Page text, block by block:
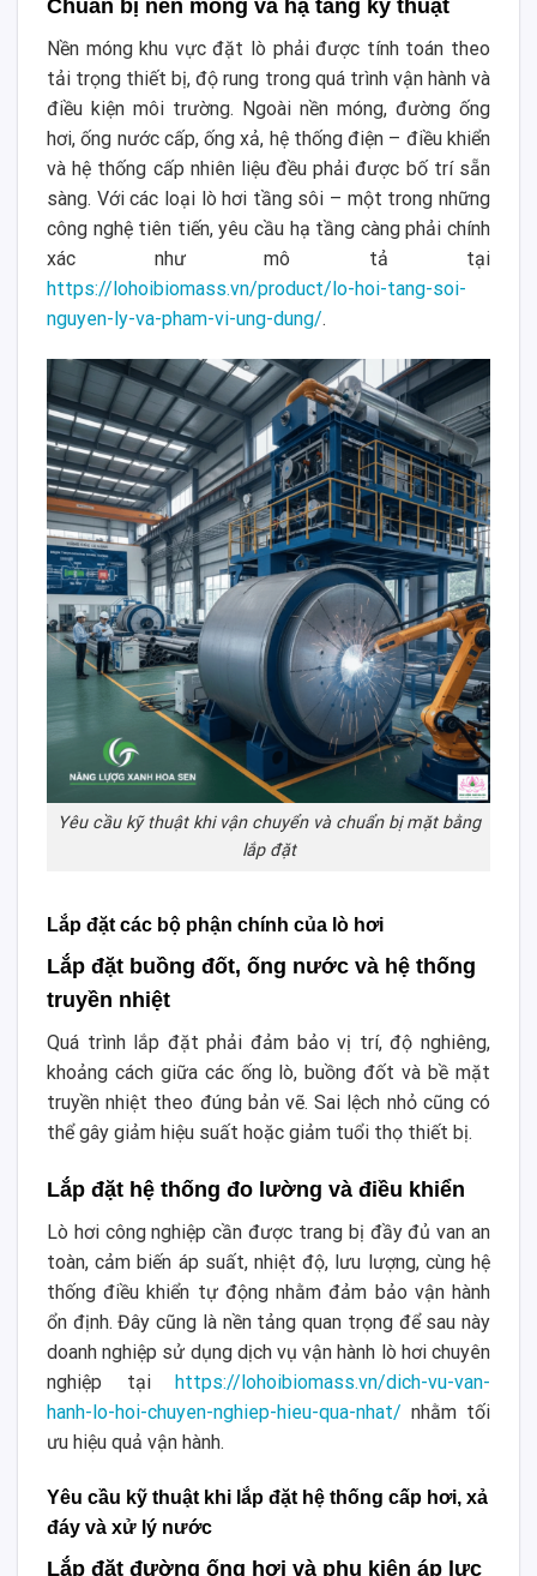
Chuẩn bị nền móng và hạ tầng kỹ thuật
Nền móng khu vực đặt lò phải được tính toán theo
tải trọng thiết bị, độ rung trong quá trình vận hành và
điều kiện môi trường. Ngoài nền móng, đường ống
hơi, ống nước cấp, ống xả, hệ thống điện – điều khiển
và hệ thống cấp nhiên liệu đều phải được bố trí sẵn
sàng. Với các loại lò hơi tầng sôi – một trong những
công nghệ tiên tiến, yêu cầu hạ tầng càng phải chính
xác như mô tả tại
https://lohoibiomass.vn/product/lo-hoi-tang-soi-
nguyen-ly-va-pham-vi-ung-dung/.
Yêu cầu kỹ thuật khi vận chuyển và chuẩn bị mặt bằng
lắp đặt
Lắp đặt các bộ phận chính của lò hơi
Lắp đặt buồng đốt, ống nước và hệ thống
truyền nhiệt
Quá trình lắp đặt phải đảm bảo vị trí, độ nghiêng,
khoảng cách giữa các ống lò, buồng đốt và bề mặt
truyền nhiệt theo đúng bản vẽ. Sai lệch nhỏ cũng có
thể gây giảm hiệu suất hoặc giảm tuổi thọ thiết bị.
Lắp đặt hệ thống đo lường và điều khiển
Lò hơi công nghiệp cần được trang bị đầy đủ van an
toàn, cảm biến áp suất, nhiệt độ, lưu lượng, cùng hệ
thống điều khiển tự động nhằm đảm bảo vận hành
ổn định. Đây cũng là nền tảng quan trọng để sau này
doanh nghiệp sử dụng dịch vụ vận hành lò hơi chuyên
nghiệp tại https://lohoibiomass.vn/dich-vu-van-
hanh-lo-hoi-chuyen-nghiep-hieu-qua-nhat/ nhằm tối
ưu hiệu quả vận hành.
Yêu cầu kỹ thuật khi lắp đặt hệ thống cấp hơi, xả
đáy và xử lý nước
Lắp đặt đường ống hơi và phụ kiện áp lực